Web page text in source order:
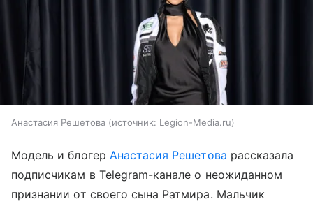
Анастасия Решетова источник: Legion-Media.ru
Модель и блогер Анастасия Решетова рассказала
подписчикам в Telegram-канале о неожиданном
признании от своего сына Ратмира. Мальчик